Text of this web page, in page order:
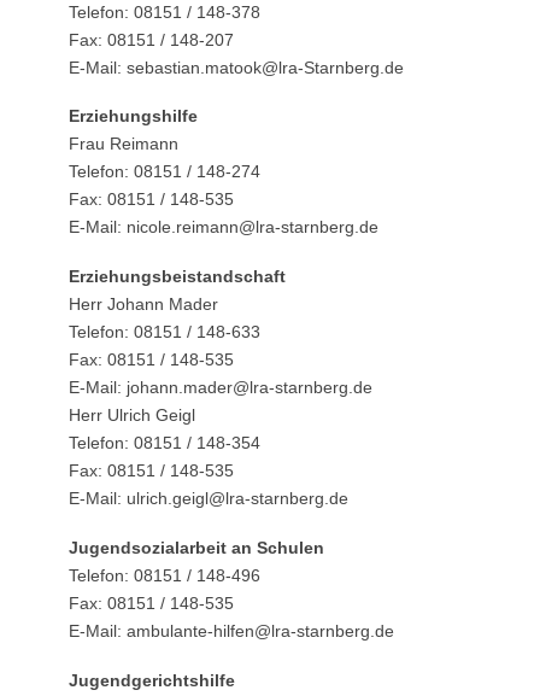
Telefon: 08151 / 148-378
Fax: 08151 / 148-207
E-Mail: sebastian.matook@lra-Starnberg.de
Erziehungshilfe
Frau Reimann
Telefon: 08151 / 148-274
Fax: 08151 / 148-535
E-Mail: nicole.reimann@lra-starnberg.de
Erziehungsbeistandschaft
Herr Johann Mader
Telefon: 08151 / 148-633
Fax: 08151 / 148-535
E-Mail: johann.mader@lra-starnberg.de
Herr Ulrich Geigl
Telefon: 08151 / 148-354
Fax: 08151 / 148-535
E-Mail: ulrich.geigl@lra-starnberg.de
Jugendsozialarbeit an Schulen
Telefon: 08151 / 148-496
Fax: 08151 / 148-535
E-Mail: ambulante-hilfen@lra-starnberg.de
Jugendgerichtshilfe